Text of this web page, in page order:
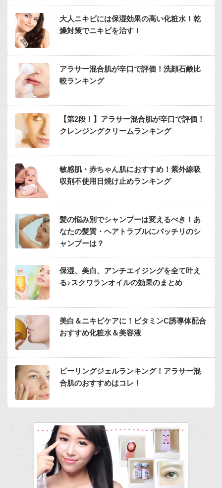
大人ニキビには保湿効果の高い化粧水！乾
燥対策でニキビを治す！
アラサー混合肌が辛口で評価！洗顔石鹸比
較ランキング
【第2段！】アラサー混合肌が辛口で評価！
クレンジングクリームランキング
敏感肌・赤ちゃん肌におすすめ！紫外線吸
収剤不使用日焼け止めランキング
髪の悩み別でシャンプーは変えるべき！あ
なたの髪質・ヘアトラブルにバッチリのシ
ャンプーは？
保湿、美白、アンチエイジングを全て叶え
る♪スクワランオイルの効果のまとめ
美白＆ニキビケアに！ビタミンC誘導体配合
おすすめ化粧水＆美容液
ピーリングジェルランキング！アラサー混
合肌のおすすめはコレ！